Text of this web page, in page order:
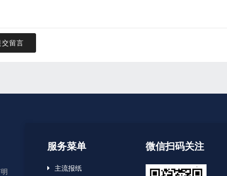
交留言
服务菜单
主流报纸
微信扫码关注